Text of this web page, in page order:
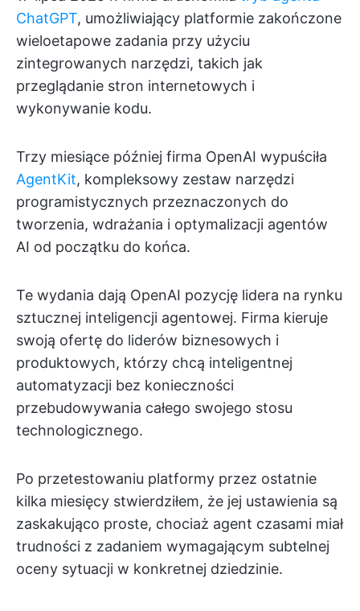
ChatGPT, umożliwiający platformie zakończone
wieloetapowe zadania przy użyciu
zintegrowanych narzędzi, takich jak
przeglądanie stron internetowych i
wykonywanie kodu.
Trzy miesiące później firma OpenAI wypuściła
AgentKit, kompleksowy zestaw narzędzi
programistycznych przeznaczonych do
tworzenia, wdrażania i optymalizacji agentów
AI od początku do końca.
Te wydania dają OpenAI pozycję lidera na rynku
sztucznej inteligencji agentowej. Firma kieruje
swoją ofertę do liderów biznesowych i
produktowych, którzy chcą inteligentnej
automatyzacji bez konieczności
przebudowywania całego swojego stosu
technologicznego.
Po przetestowaniu platformy przez ostatnie
kilka miesięcy stwierdziłem, że jej ustawienia są
zaskakująco proste, chociaż agent czasami miał
trudności z zadaniem wymagającym subtelnej
oceny sytuacji w konkretnej dziedzinie.